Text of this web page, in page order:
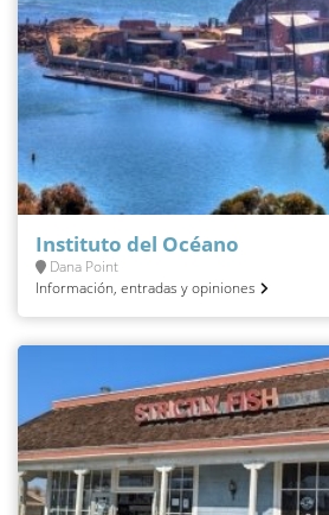
Instituto del Océano
Dana Point
Información, entradas y opiniones